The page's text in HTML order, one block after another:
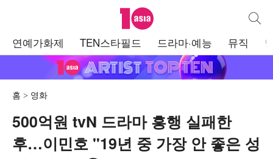
텐아시아 통합
연예가화제 TEN스타필드 드라마·예능 뮤직
홈 영화
500억원 tvN 드라마 흥행 실패한
후…이민호 "19년 중 가장 안 좋은 성